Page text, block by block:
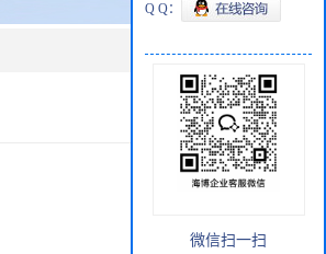
Q Q：
微信扫一扫